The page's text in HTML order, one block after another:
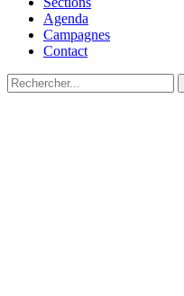
Agenda
Campagnes
Contact